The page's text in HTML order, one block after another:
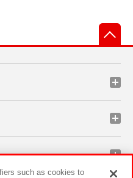
such as cookies to